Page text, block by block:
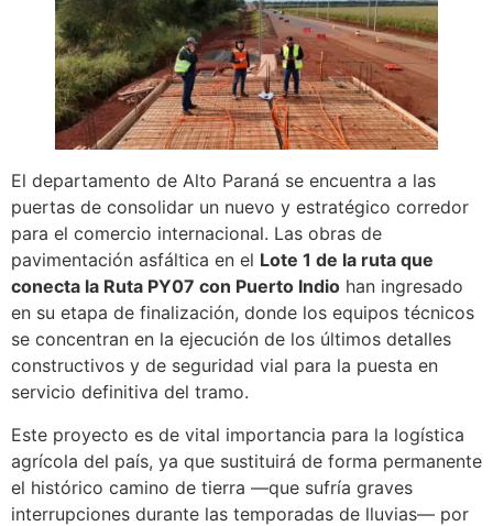
El departamento de Alto Paraná se encuentra a las
puertas de consolidar un nuevo y estratégico corredor
para el comercio internacional. Las obras de
pavimentación asfáltica en el Lote 1 de la ruta que
conecta la Ruta PY07 con Puerto Indio han ingresado
en su etapa de finalización, donde los equipos técnicos
se concentran en la ejecución de los últimos detalles
constructivos y de seguridad vial para la puesta en
servicio definitiva del tramo.
Este proyecto es de vital importancia para la logística
agrícola del país, ya que sustituirá de forma permanente
el histórico camino de tierra —que sufría graves
interrupciones durante las temporadas de lluvias— por